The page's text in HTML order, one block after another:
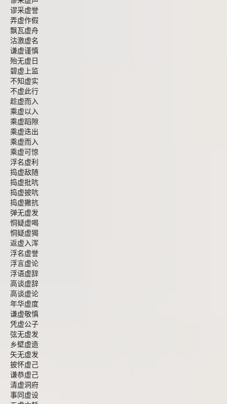
谬采虚誉
弄虚作假
飘瓦虚舟
沽激虚名
谦虚谨慎
殆无虚日
碧虚上监
不知虚实
不虚此行
趁虚而入
乘虚以入
乘虚蹈隙
乘虚迭出
乘虚而入
乘虚可惊
浮名虚利
捣虚敌随
捣虚批吭
捣虚披吭
捣虚撇抗
弹无虚发
恫疑虚喝
恫疑虚猲
返虚入浑
浮名虚誉
浮言虚论
浮语虚辞
高谈虚辞
高谈虚论
年华虚度
谦虚敬慎
凭虚公子
弦无虚发
乡壁虚造
矢无虚发
披怀虚己
谦恭虚己
清虚洞府
事同虚设